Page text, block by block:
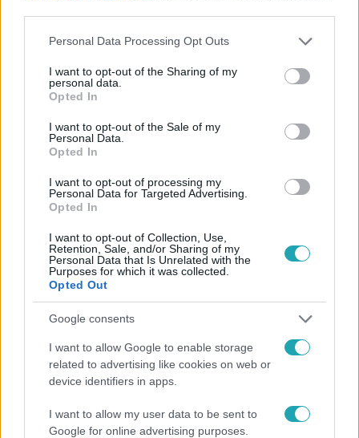
Please note that this website/app uses one or more Google
not limited to your visit or usage behaviour. You may click to
grant or deny consent to Google and its third-party tags to
use your data for below specified purposes in below Google
consent section.
Personal Data Processing Opt Outs
I want to opt-out of the Sharing of my
personal data.
Opted In
I want to opt-out of the Sale of my
Personal Data.
Opted In
I want to opt-out of processing my
Personal Data for Targeted Advertising.
Opted In
I want to opt-out of Collection, Use,
Retention, Sale, and/or Sharing of my
Personal Data that Is Unrelated with the
Purposes for which it was collected.
Opted Out
Google consents
I want to allow Google to enable storage
related to advertising like cookies on web or
device identifiers in apps.
I want to allow my user data to be sent to
Google for online advertising purposes.
Facebookon is!
Követem
GÁSPÁR LACI #PUSKÁS-DALLOS PETI BYEALEX